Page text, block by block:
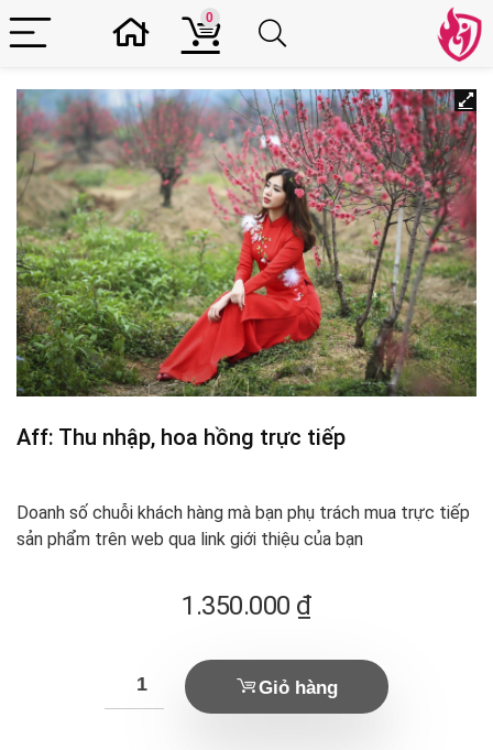
0
Aff: Thu nhập, hoa hồng trực tiếp
Doanh số chuỗi khách hàng mà bạn phụ trách mua trực tiếp
sản phẩm trên web qua link giới thiệu của bạn
1.350.000 ₫
Giỏ hàng